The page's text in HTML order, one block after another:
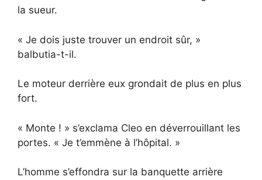
la sueur.
« Je dois juste trouver un endroit sûr, »
balbutia-t-il.
Le moteur derrière eux grondait de plus en plus
fort.
« Monte ! » s’exclama Cleo en déverrouillant les
portes. « Je t’emmène à l’hôpital. »
L’homme s’effondra sur la banquette arrière